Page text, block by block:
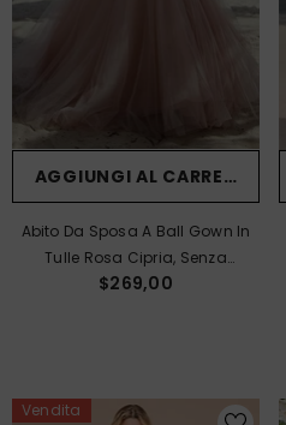
AGGIUNGI AL CARRELLO
Abito Da Sposa A Ball Gown In
Tulle Rosa Cipria, Senza
Spalline, Con Ricami Floreali In
$269,00
Vendita